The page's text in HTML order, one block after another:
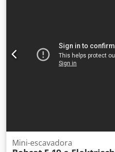
Mini-escavadora